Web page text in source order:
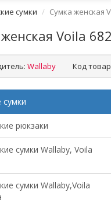
сумки Сумка женская
Voila
Wallaby Код
сумки
рюкзаки
сумки Wallaby, Voila
сумки Wallaby,Voila